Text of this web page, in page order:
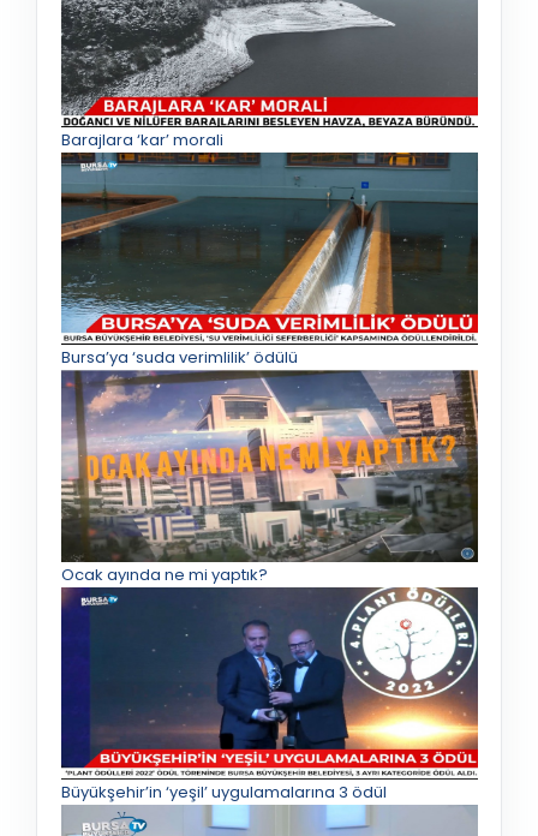
Barajlara ‘kar’ morali
Bursa’ya ‘suda verimlilik’ ödülü
Ocak ayında ne mi yaptık?
Büyükşehir’in ‘yeşil’ uygulamalarına 3 ödül